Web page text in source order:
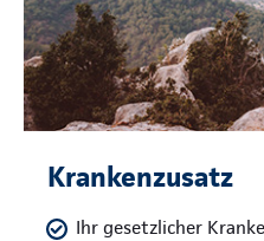
Krankenzusatz
Ihr gesetzlicher